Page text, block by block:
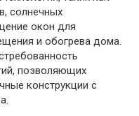
солнечных
окон для
и обогрева дома.
позволяющих
конструкции с